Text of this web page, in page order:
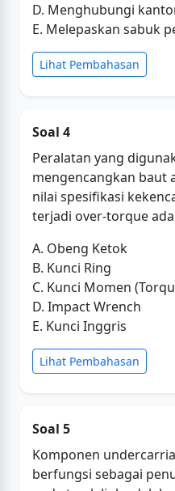
D. Menghubungi
E. Melepaskan sabuk
Lihat Pembahasan
Soal 4
Peralatan yang
mengencangkan baut
nilai spesifikasi
terjadi over-torque
A. Obeng Ketok
B. Kunci Ring
C. Kunci Momen
D. Impact Wrench
E. Kunci Inggris
Lihat Pembahasan
Soal 5
Komponen
berfungsi sebagai